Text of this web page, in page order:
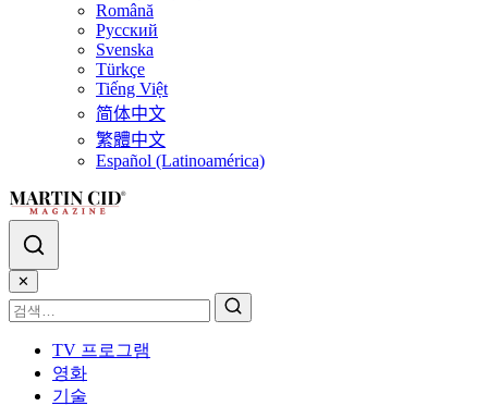
Română
Русский
Svenska
Türkçe
Tiếng Việt
简体中文
繁體中文
Español (Latinoamérica)
✕
TV 프로그램
영화
기술